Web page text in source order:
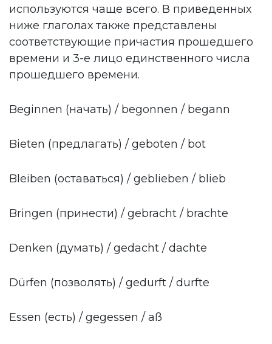
используются чаще всего. В приведенных
ниже глаголах также представлены
соответствующие причастия прошедшего
времени и 3-е лицо единственного числа
прошедшего времени.
Beginnen (начать) / begonnen / begann
Bieten (предлагать) / geboten / bot
Bleiben (оставаться) / geblieben / blieb
Bringen (принести) / gebracht / brachte
Denken (думать) / gedacht / dachte
Dürfen (позволять) / gedurft / durfte
Essen (есть) / gegessen / aß